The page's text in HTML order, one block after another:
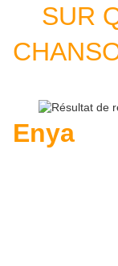
SUR
Enya